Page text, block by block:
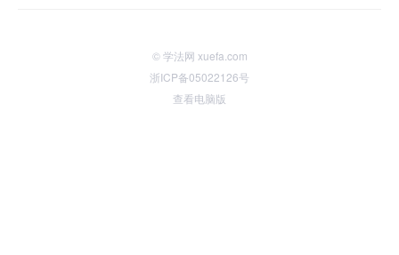
© 学法网 xuefa.com
浙ICP备05022126号
查看电脑版